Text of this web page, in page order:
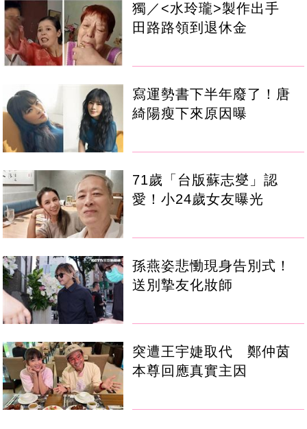
獨／<水玲瓏>製作出手
田路路領到退休金
寫運勢書下半年廢了！唐
綺陽瘦下來原因曝
71歲「台版蘇志燮」認
愛！小24歲女友曝光
孫燕姿悲慟現身告別式！
送別摯友化妝師
突遭王宇婕取代 鄭仲茵
本尊回應真實主因